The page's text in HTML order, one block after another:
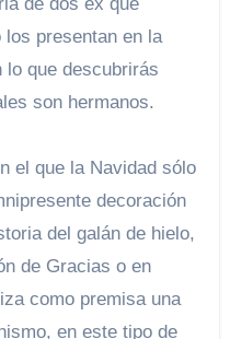
los presentan en la
lo que descubrirás
son hermanos.
el que la Navidad sólo
decoración
del galán de hielo,
de Gracias o en
como premisa una
en este tipo de